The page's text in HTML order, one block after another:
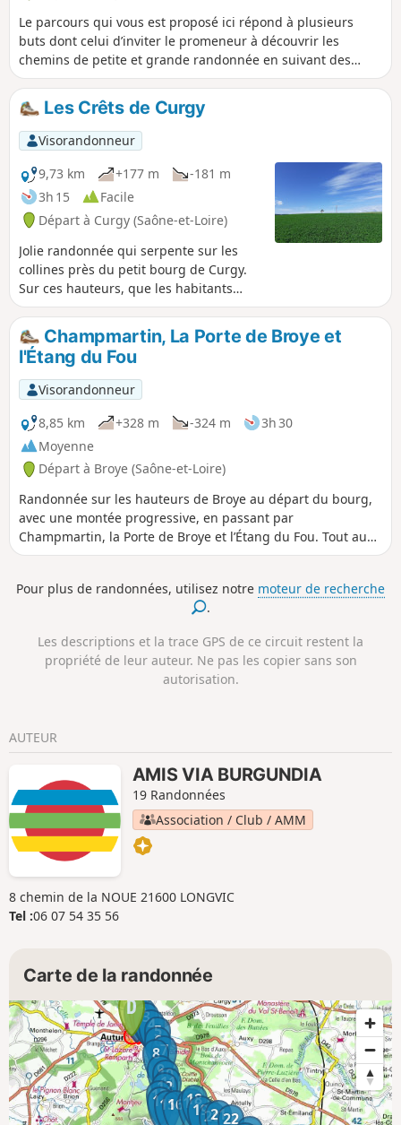
Le parcours qui vous est proposé ici répond à plusieurs
buts dont celui d’inviter le promeneur à découvrir les
chemins de petite et grande randonnée en suivant des
balisages. Sur ce circuit, en plus du fléchage à l’effigie du
loup propre au Circuit de la Louvetière, vous rencontrerez
aussi un balisage Jaune que vous pourrez retrouverez
partout en France.
Les Crêts de Curgy
Visorandonneur
9,73 km
+177 m
-181 m
3h 15
Facile
Départ à Curgy (Saône-et-Loire)
Jolie randonnée qui serpente sur les
collines près du petit bourg de Curgy.
Sur ces hauteurs, que les habitants
appellent ici "les Crêts" ou "les Crays",
vous profiterez de superbes vues sur
l'Autunois et sur la montagne
Morvandelle si proche.
Champmartin, La Porte de Broye et
l'Étang du Fou
Visorandonneur
8,85 km
+328 m -324 m
3h 30
Moyenne
Départ à Broye (Saône-et-Loire)
Randonnée sur les hauteurs de Broye au départ du bourg,
avec une montée progressive, en passant par
Champmartin, la Porte de Broye et l’Étang du Fou. Tout au
long du parcours, vous profiterez du couvert des arbres et
Pour plus de randonnées, utilisez notre moteur de recherche
.
Les descriptions et la trace GPS de ce circuit restent la
propriété de leur auteur. Ne pas les copier sans son
autorisation.
AUTEUR
AMIS VIA BURGUNDIA
19 Randonnées
Association / Club / AMM
8 chemin de la NOUE 21600 LONGVIC
Tel :06 07 54 35 56
Carte de la randonnée
1 2
345
67
8
9
10
11
12
13
14151617
18
19202122